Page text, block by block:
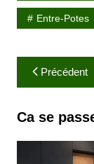
Entre-Potes
a
v
Précédent
Ca se